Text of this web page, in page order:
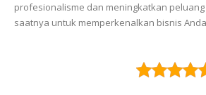
profesionalisme dan meningkatkan peluang
saatnya untuk memperkenalkan bisnis